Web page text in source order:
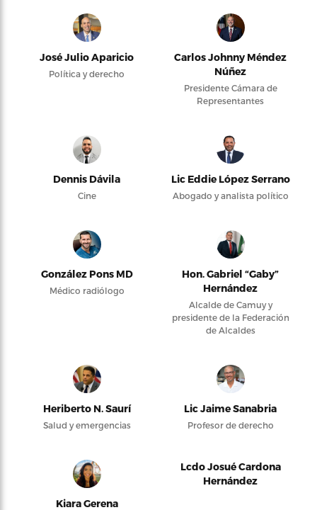
José Julio Aparicio
Política y derecho
Carlos Johnny Méndez
Núñez
Presidente Cámara de
Representantes
Dennis Dávila
Cine
Lic Eddie López Serrano
Abogado y analista político
González Pons MD
Médico radiólogo
Hon. Gabriel “Gaby”
Hernández
Alcalde de Camuy y
presidente de la Federación
de Alcaldes
Heriberto N. Saurí
Salud y emergencias
Lic Jaime Sanabria
Profesor de derecho
Kiara Gerena
Lcdo Josué Cardona
Hernández